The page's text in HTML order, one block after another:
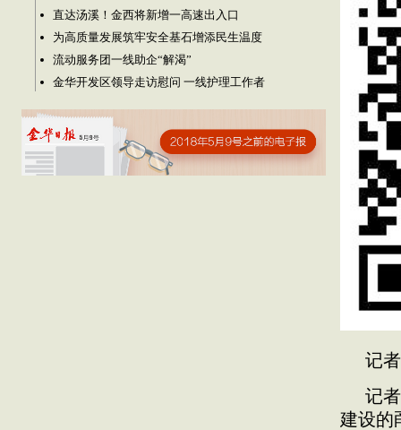
直达汤溪！金西将新增一高速出入口
为高质量发展筑牢安全基石增添民生温度
流动服务团一线助企“解渴”
金华开发区领导走访慰问 一线护理工作者
记
记
建设的